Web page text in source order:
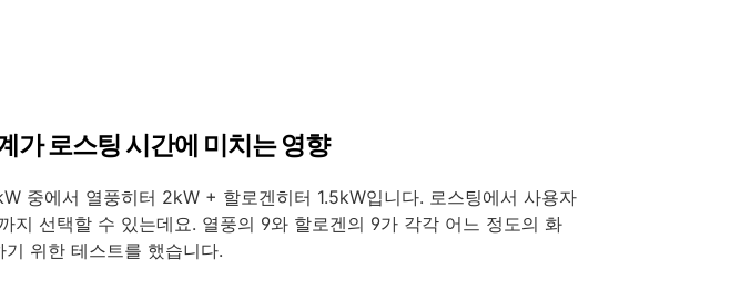
가 로스팅 시간에 미치는 영향
중에서 열풍히터 2kW + 할로겐히터 1.5kW입니다. 로스팅에서 사용자
지 선택할 수 있는데요. 열풍의 9와 할로겐의 9가 각각 어느 정도의 화
위한 테스트를 했습니다.